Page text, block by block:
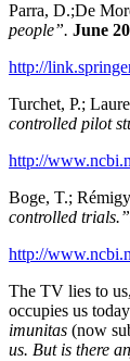
Parra, D.;De
people”. June
http://
Turchet, P.;
controlled pilot
http://
Boge, T.;
controlled
http://
The TV lies to
occupies us
imunitas (now
us. But is there